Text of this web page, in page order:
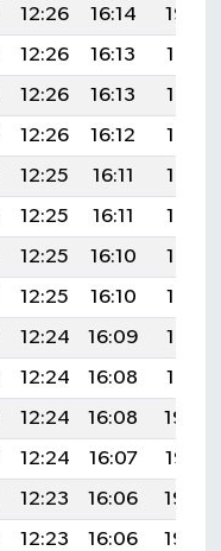
12:26 16:14
19:22
12:26 16:13
19:21
12:26 16:13
19:19
12:26 16:12
19:18
12:25 16:11
19:17
12:25 16:11
19:16
12:25 16:10
19:14
12:25 16:10
19:13
12:24 16:09
19:12
12:24 16:08
19:10
12:24 16:08
19:09
12:24 16:07
19:07
12:23 16:06
19:06
12:23 16:06 19:05